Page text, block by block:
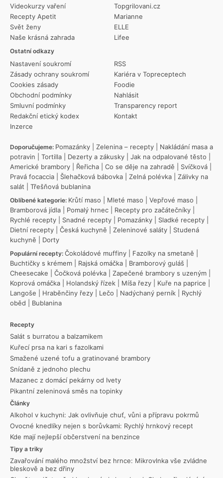
Videokurzy vaření
Recepty Apetit
Svět ženy
Naše krásná zahrada
Ostatní odkazy
Nastavení soukromí
Zásady ochrany soukromí
Cookies zásady
Obchodní podmínky
Smluvní podmínky
Redakční etický kodex
Inzerce
RSS
Kariéra v Topreceptech
Foodie
Nahlásit
Transparency report
Kontakt
Topgrilovani.cz
Marianne
ELLE
Lifee
Doporučujeme: Pomazánky Zelenina – recepty
Nakládání masa a
potravin
Tortilla Dezerty a zákusky Jak na odpalované těsto
Americké brambory
Řeřicha Co se děje na zahradě Svíčková
Pravá focaccia
Šlehačková bábovka Zelná polévka
Zálivky na
salát
Třešňová bublanina
Oblíbené kategorie: Krůtí maso Mleté maso Vepřové maso
Bramborová jídla
Pomalý hrnec Recepty pro začátečníky
Rychlé recepty
Snadné recepty Pomazánky Sladké recepty
Dietní recepty
Česká kuchyně Zeleninové saláty
Studená
kuchyně
Dorty
Populární recepty: Čokoládové muffiny Fazolky na smetaně
Buchtičky s krémem
Rajská omáčka Bramborový guláš
Cheesecake
Čočková polévka Zapečené brambory s uzeným
Koprová omáčka
Holandský řízek Míša řezy Kuře na paprice
Langoše
Hraběnčiny řezy Lečo Nadýchaný perník
Rychlý
oběd
Bublanina
Recepty
Salát s burratou a balzamikem
Kuřecí prsa na kari s fazolkami
Smažené uzené tofu a gratinované brambory
Snídaně z jednoho plechu
Mazanec z domácí pekárny od Ivety
Pikantní zeleninová směs na topinky
Články
Alkohol v kuchyni: Jak ovlivňuje chuť, vůni a přípravu pokrmů
Ovocné knedlíky nejen s borůvkami: Rychlý hrnkový recept
Kde mají nejlepší občerstvení na benzince
Tipy a triky
Zavařování malého množství bez hrnce: Mikrovlnka vše zvládne
bleskově a bez dřiny